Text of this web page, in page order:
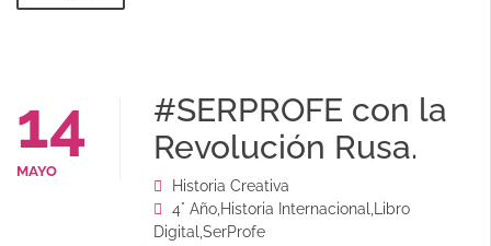
14
MAYO
#SERPROFE con la
Revolución Rusa.
Historia Creativa
4° Año,Historia Internacional,Libro
Digital,SerProfe